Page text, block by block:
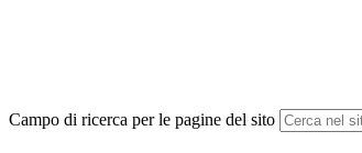
Campo di ricerca per le pagine del sito